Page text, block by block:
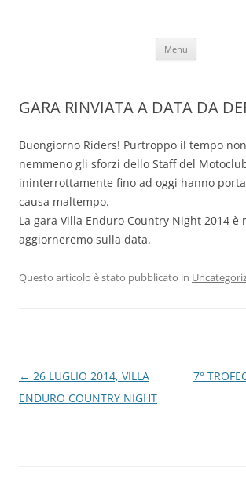
Menu
GARA RINVIATA A DATA DA
Buongiorno Riders! Purtroppo il tempo
nemmeno gli sforzi dello Staff del
ininterrottamente fino ad oggi hanno
causa maltempo.
La gara Villa Enduro Country Night 2014 è
aggiorneremo sulla data.
Questo articolo è stato pubblicato in
Navigazione
articolo
← 26 LUGLIO 2014, VILLA
ENDURO COUNTRY NIGHT
7°